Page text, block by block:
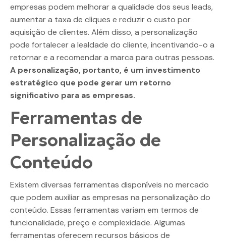
empresas podem melhorar a qualidade dos seus leads,
aumentar a taxa de cliques e reduzir o custo por
aquisição de clientes. Além disso, a personalização
pode fortalecer a lealdade do cliente, incentivando-o a
retornar e a recomendar a marca para outras pessoas.
A personalização, portanto, é um investimento
estratégico que pode gerar um retorno
significativo para as empresas.
Ferramentas de
Personalização de
Conteúdo
Existem diversas ferramentas disponíveis no mercado
que podem auxiliar as empresas na personalização do
conteúdo. Essas ferramentas variam em termos de
funcionalidade, preço e complexidade. Algumas
ferramentas oferecem recursos básicos de